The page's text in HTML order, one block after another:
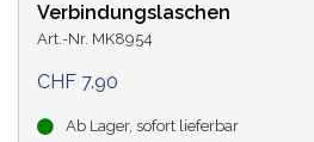
Verbindungslaschen
Art.-Nr. MK8954
CHF 7.90
Ab Lager, sofort lieferbar